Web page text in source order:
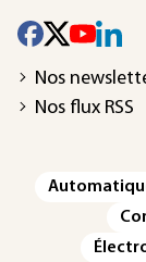
Nos
Nos flux RSS